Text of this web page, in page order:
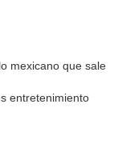
mexicano que sale
entretenimiento